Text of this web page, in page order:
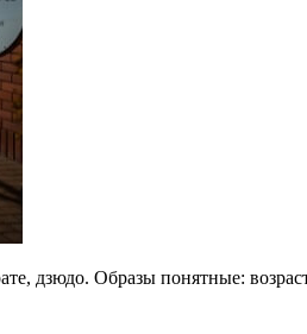
дзюдо. Образы понятные: